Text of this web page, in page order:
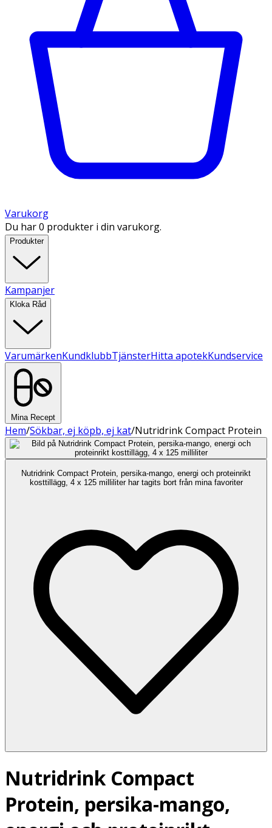
Varukorg
Du har 0 produkter i din varukorg.
Produkter
Kampanjer
Kloka Råd
VarumärkenKundklubbTjänsterHitta apotekKundservice
Mina Recept
Hem/Sökbar, ej köpb, ej kat/Nutridrink Compact Protein
Nutridrink Compact Protein, persika-mango, energi och proteinrikt
kosttillägg, 4 x 125 milliliter har tagits bort från mina favoriter
Nutridrink Compact
Protein, persika-mango,